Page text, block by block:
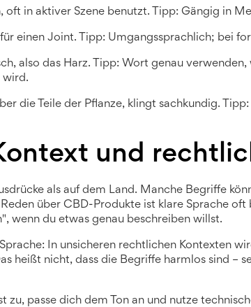
oft in aktiver Szene benutzt. Tipp: Gängig in
einen Joint. Tipp: Umgangssprachlich; bei
also das Harz. Tipp: Wort genau
wird.
die Teile der Pflanze, klingt sachkundig.
und
als auf dem Land. Manche Begriffe
über CBD-Produkte ist klare Sprache
wenn du etwas genau beschreiben willst.
In unsicheren rechtlichen Kontexten
heißt nicht, dass die Begriffe harmlos sind –
zu, passe dich dem Ton an und nutze